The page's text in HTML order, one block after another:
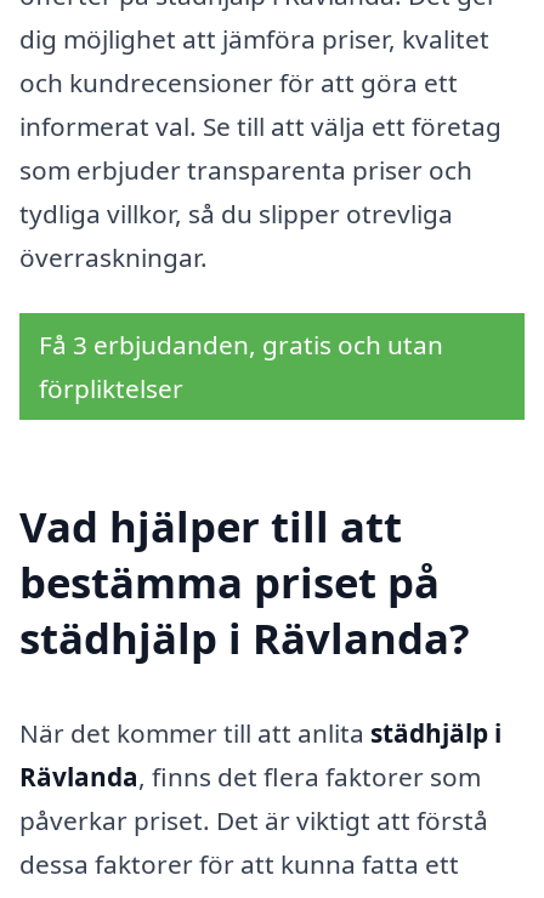
dig möjlighet att jämföra priser, kvalitet
och kundrecensioner för att göra ett
informerat val. Se till att välja ett företag
som erbjuder transparenta priser och
tydliga villkor, så du slipper otrevliga
överraskningar.
Få 3 erbjudanden, gratis och utan
förpliktelser
Vad hjälper till att
bestämma priset på
städhjälp i Rävlanda?
När det kommer till att anlita städhjälp i
Rävlanda, finns det flera faktorer som
påverkar priset. Det är viktigt att förstå
dessa faktorer för att kunna fatta ett